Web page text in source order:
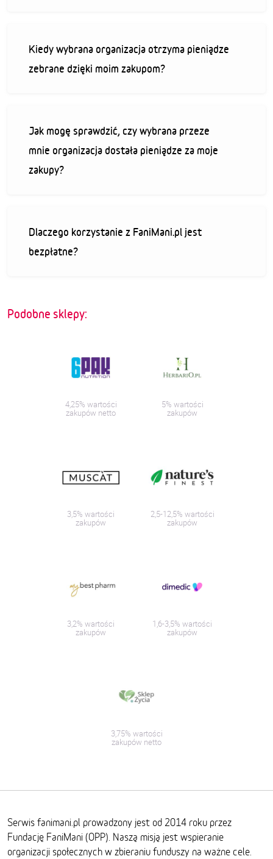
Kiedy wybrana organizacja otrzyma pieniądze
zebrane dzięki moim zakupom?
Jak mogę sprawdzić, czy wybrana przeze
mnie organizacja dostała pieniądze za moje
zakupy?
Dlaczego korzystanie z FaniMani.pl jest
bezpłatne?
Podobne sklepy:
4,25% wartości
zakupów netto
5% wartości
zakupów
3,5% wartości
zakupów
2,5-12,5% wartości
zakupów
3,2% wartości
zakupów
1,6-3,5% wartości
zakupów
3,75% wartości
zakupów netto
Serwis fanimani.pl prowadzony jest od 2014 roku przez
Fundację FaniMani (OPP). Naszą misją jest wspieranie
organizacji społecznych w zbieraniu funduszy na ważne cele.